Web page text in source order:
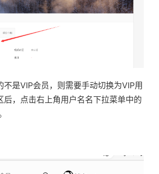
不是VIP会员，则需要手动切换为VIP用
后，点击右上角用户名名下拉菜单中的